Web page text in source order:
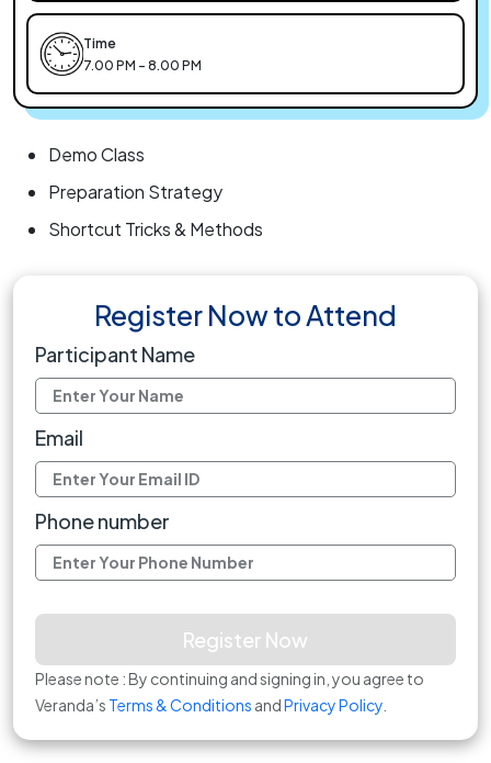
Time
7.00 PM - 8.00 PM
Demo Class
Preparation Strategy
Shortcut Tricks & Methods
Register Now to Attend
Participant Name
Email
Phone number
Register Now
Please note : By continuing and signing in, you agree to
Veranda’s Terms & Conditions andPrivacy Policy